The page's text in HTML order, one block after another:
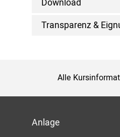
Download
Transparenz &
Alle
Anlage